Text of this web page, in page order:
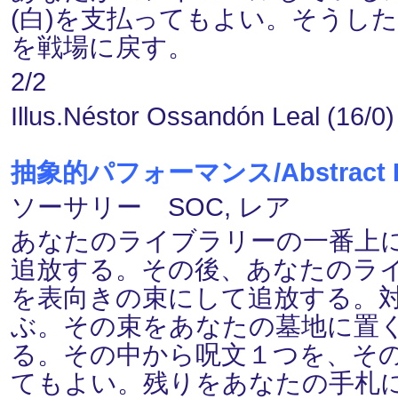
(白)を支払ってもよい。そうし
を戦場に戻す。
2/2
Illus.Néstor Ossandón Leal (16/0)
抽象的パフォーマンス/Abstract
ソーサリー SOC, レア
あなたのライブラリーの一番上
追放する。その後、あなたのラ
を表向きの束にして追放する。
ぶ。その束をあなたの墓地に置
る。その中から呪文１つを、そ
てもよい。残りをあなたの手札